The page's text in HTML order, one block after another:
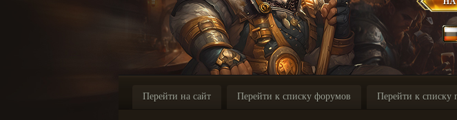
Перейти на сайт Перейти к списку форумов Перейти к списку